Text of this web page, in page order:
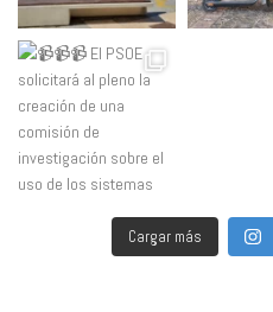
Cargar más